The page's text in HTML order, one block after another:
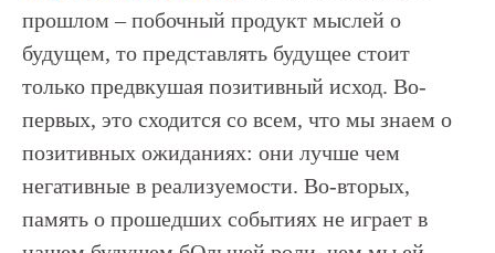
прошлом – побочный продукт мыслей о
будущем, то представлять будущее стоит
только предвкушая позитивный исход. Во-
первых, это сходится со всем, что мы знаем о
позитивных ожиданиях: они лучше чем
негативные в реализуемости. Во-вторых,
память о прошедших событиях не играет в